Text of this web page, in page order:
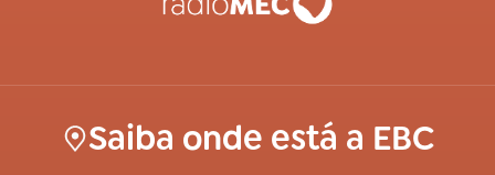
Saiba onde está a EBC